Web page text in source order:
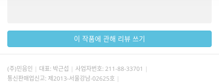
이 작품에 관해 리뷰 쓰기
(주)민음인 대표: 박근섭 사업자번호: 211-88-33701
통신판매업신고: 제2013-서울강남-02625호